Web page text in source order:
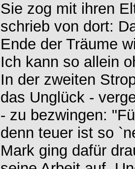
Sie zog mit ihren
schrieb von dort:
Ende der Träume
Ich kann so allein
In der zweiten
das Unglück -
- zu bezwingen:
denn teuer ist so
Mark ging dafür